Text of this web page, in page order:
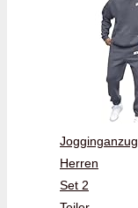
Jogginganzug
Herren
Set 2